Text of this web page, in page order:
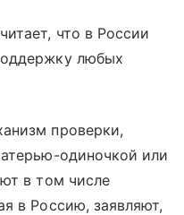
что в России
любых
проверки,
одиночкой или
в том числе
в Россию, заявляют,